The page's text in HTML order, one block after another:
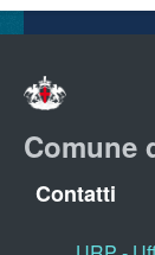
Comune
Contatti